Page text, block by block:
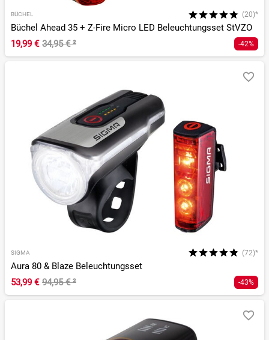
BÜCHEL (20)*
Büchel Ahead 35 + Z-Fire Micro LED Beleuchtungsset StVZO
19,99 € 34,95 €² -42%
SIGMA (72)*
Aura 80 & Blaze Beleuchtungsset
53,99 € 94,95 €² -43%